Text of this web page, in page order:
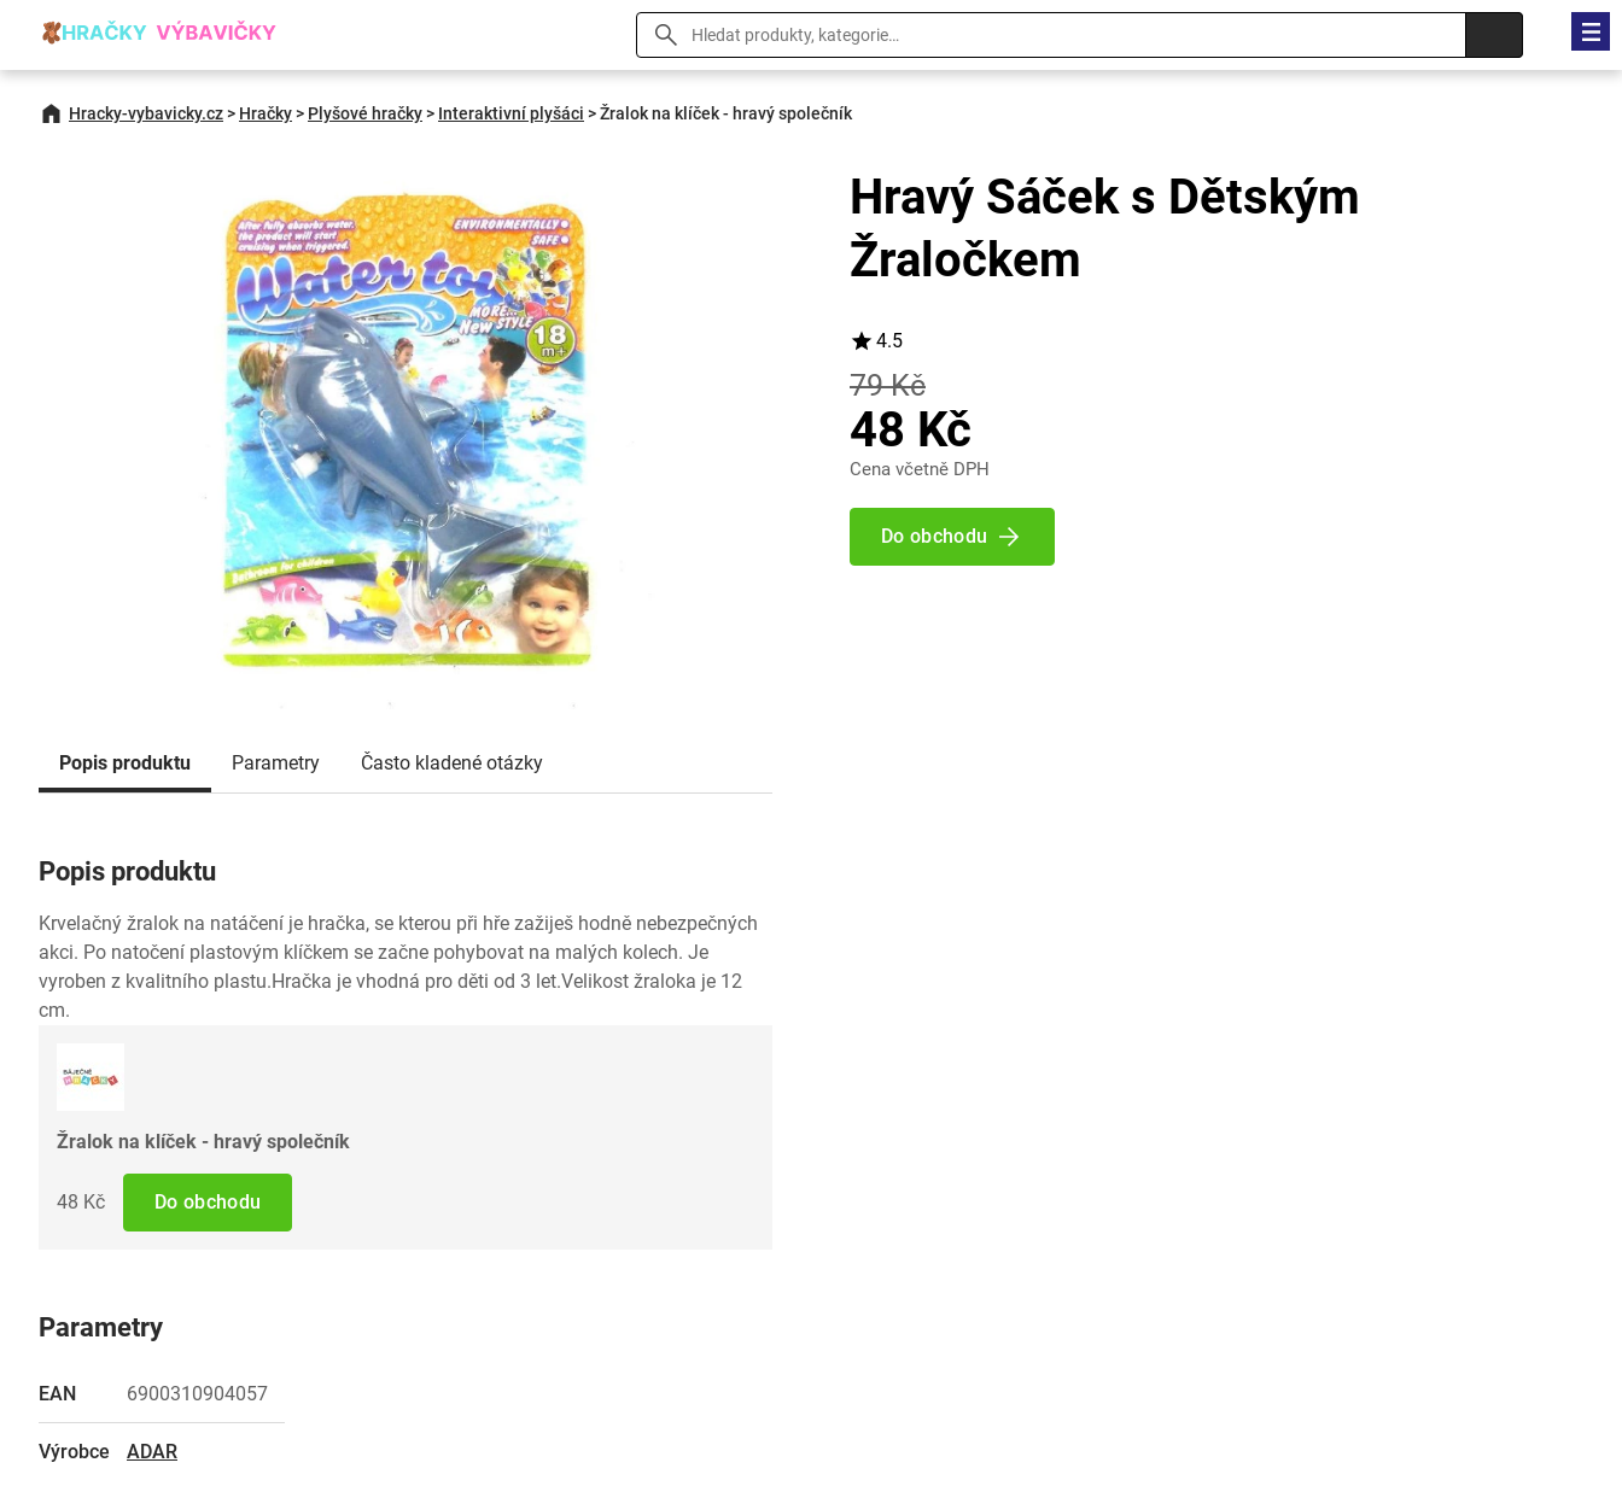
Hracky-vybavicky.cz> Hračky> Plyšové hračky> Interaktivní plyšáci >Žralok na klíček - hravý společník
Popis produktu Parametry Často kladené otázky
Popis produktu
Krvelačný žralok na natáčení je hračka, se kterou při hře zažiješ hodně nebezpečných
akci. Po natočení plastovým klíčkem se začne pohybovat na malých kolech. Je
vyroben z kvalitního plastu.Hračka je vhodná pro děti od 3 let.Velikost žraloka je 12
cm.
Žralok na klíček - hravý společník
48 Kč Do obchodu
Parametry
EAN 6900310904057
Výrobce ADAR
Hravý Sáček s Dětským
Žraločkem
4.5
79 Kč
48 Kč
Cena včetně DPH
Do obchodu